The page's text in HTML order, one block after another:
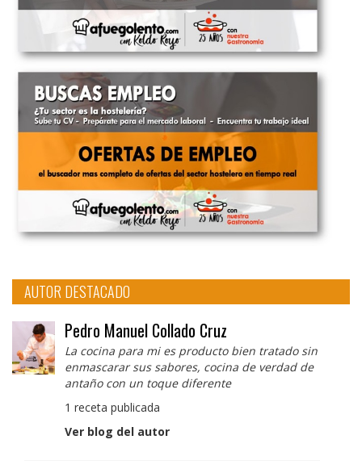
AUTOR DESTACADO
Pedro Manuel Collado Cruz
La cocina para mi es producto bien tratado sin
enmascarar sus sabores, cocina de verdad de
antaño con un toque diferente
1 receta publicada
Ver blog del autor